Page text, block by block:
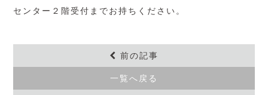
センター２階受付までお持ちください。
前の記事
一覧へ戻る